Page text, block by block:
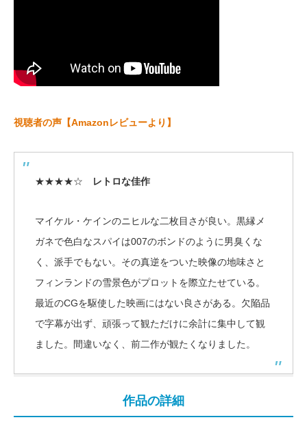
視聴者の声【Amazonレビューより】
★★★★☆ レトロな佳作
マイケル・ケインのニヒルな二枚目さが良い。黒縁メ
ガネで色白なスパイは007のボンドのように男臭くな
く、派手でもない。その真逆をついた映像の地味さと
フィンランドの雪景色がプロットを際立たせている。
最近のCGを駆使した映画にはない良さがある。欠陥品
で字幕が出ず、頑張って観ただけに余計に集中して観
ました。間違いなく、前二作が観たくなりました。
作品の詳細